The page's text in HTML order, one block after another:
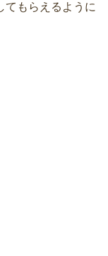
てもらえるように